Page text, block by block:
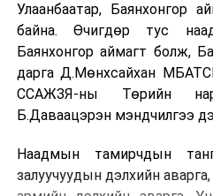
Улаанбаатар, Баянхонгор
байна. Өчигдөр тус
Баянхонгор аймагт болж,
дарга Д.Мөнхсайхан
ССАЖЗЯ-ны Төрийн
Б.Даваацэрэн мэндчилгээ
Наадмын тамирчдын
залуучуудын дэлхийн